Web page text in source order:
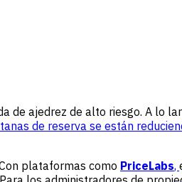
de ajedrez de alto riesgo. A lo
de reserva se están
plataformas como PriceLabs,